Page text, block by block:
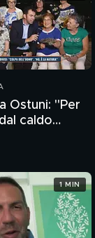
Ostuni: "Per
caldo
i ventagli"
1 MIN